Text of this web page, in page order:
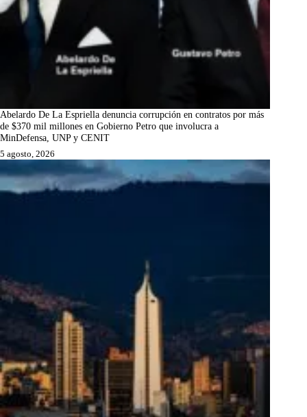
Abelardo De La Espriella denuncia corrupción en contratos por más
de $370 mil millones en Gobierno Petro que involucra a
MinDefensa, UNP y CENIT
5 agosto, 2026